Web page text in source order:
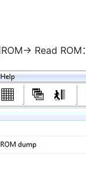
> Read ROM：